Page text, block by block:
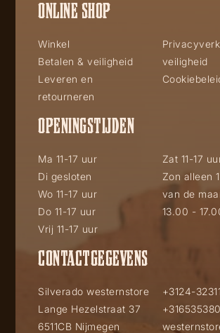
ONLINE SHOP
Winkel
Betalen & veiligheid
Leveren en
retourneren
veiligheid
OPENINGSTIJDEN
Ma 11-17 uur
Di gesloten
Wo 11-17 uur
Do 11-17 uur
Vrij 11-17 uur
Zat 11-17
Zon alleen
van de
13.00 -
CONTACTGEGEVENS
Silverado westernstore
Lange Hezelstraat 37
6511CB Nijmegen
+3124-